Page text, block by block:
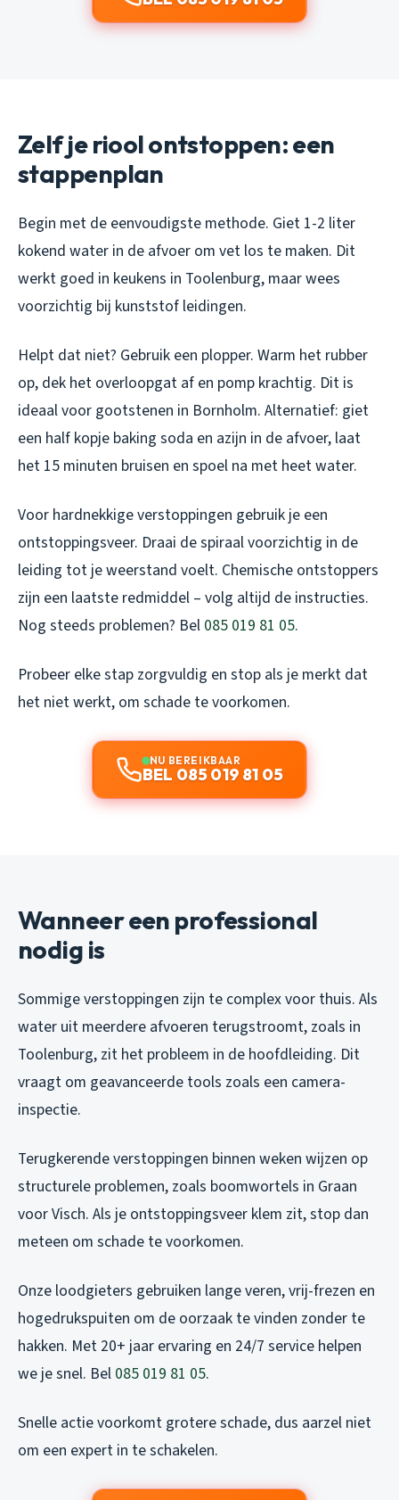
Zelf je riool ontstoppen: een
stappenplan
Begin met de eenvoudigste methode. Giet 1-2 liter
kokend water in de afvoer om vet los te maken. Dit
werkt goed in keukens in Toolenburg, maar wees
voorzichtig bij kunststof leidingen.
Helpt dat niet? Gebruik een plopper. Warm het rubber
op, dek het overloopgat af en pomp krachtig. Dit is
ideaal voor gootstenen in Bornholm. Alternatief: giet
een half kopje baking soda en azijn in de afvoer, laat
het 15 minuten bruisen en spoel na met heet water.
Voor hardnekkige verstoppingen gebruik je een
ontstoppingsveer. Draai de spiraal voorzichtig in de
leiding tot je weerstand voelt. Chemische ontstoppers
zijn een laatste redmiddel – volg altijd de instructies.
Nog steeds problemen? Bel 085 019 81 05.
Probeer elke stap zorgvuldig en stop als je merkt dat
het niet werkt, om schade te voorkomen.
NU BEREIKBAAR
BEL 085 019 81 05
Wanneer een professional
nodig is
Sommige verstoppingen zijn te complex voor thuis. Als
water uit meerdere afvoeren terugstroomt, zoals in
Toolenburg, zit het probleem in de hoofdleiding. Dit
vraagt om geavanceerde tools zoals een camera-
inspectie.
Terugkerende verstoppingen binnen weken wijzen op
structurele problemen, zoals boomwortels in Graan
voor Visch. Als je ontstoppingsveer klem zit, stop dan
meteen om schade te voorkomen.
Onze loodgieters gebruiken lange veren, vrij-frezen en
hogedrukspuiten om de oorzaak te vinden zonder te
hakken. Met 20+ jaar ervaring en 24/7 service helpen
we je snel. Bel 085 019 81 05.
Snelle actie voorkomt grotere schade, dus aarzel niet
om een expert in te schakelen.